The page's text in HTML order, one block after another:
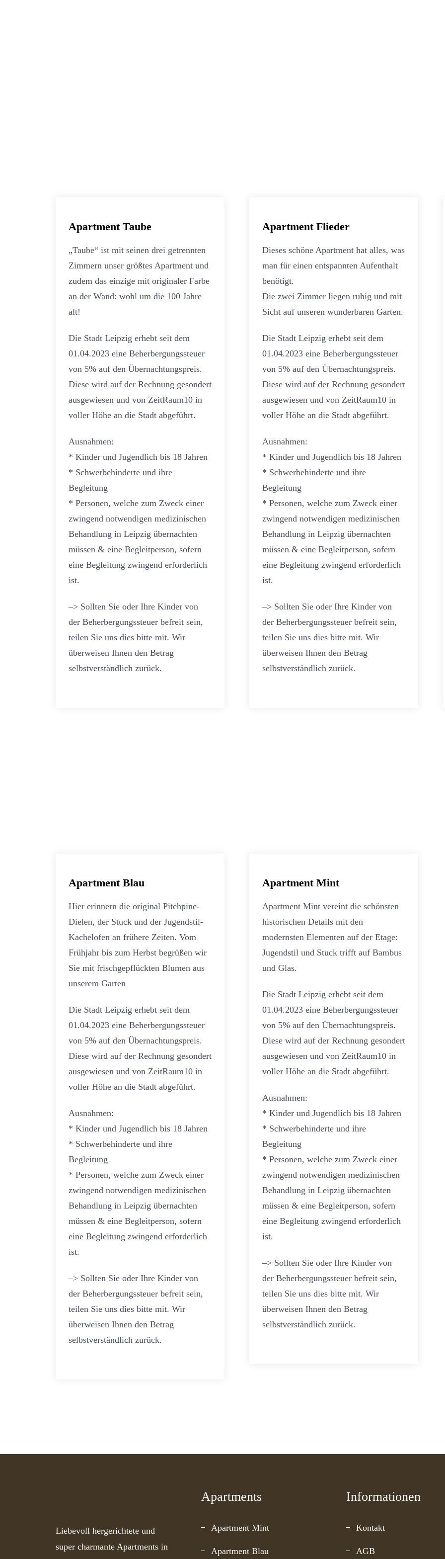
Apartment Taube
„Taube“ ist mit seinen drei getrennten
Zimmern unser größtes Apartment und
zudem das einzige mit originaler Farbe
an der Wand: wohl um die 100 Jahre
alt!
Die Stadt Leipzig erhebt seit dem
01.04.2023 eine Beherbergungssteuer
von 5% auf den Übernachtungspreis.
Diese wird auf der Rechnung gesondert
ausgewiesen und von ZeitRaum10 in
voller Höhe an die Stadt abgeführt.
Ausnahmen:
* Kinder und Jugendlich bis 18 Jahren
* Schwerbehinderte und ihre
Begleitung
* Personen, welche zum Zweck einer
zwingend notwendigen medizinischen
Behandlung in Leipzig übernachten
müssen & eine Begleitperson, sofern
eine Begleitung zwingend erforderlich
ist.
–> Sollten Sie oder Ihre Kinder von
der Beherbergungssteuer befreit sein,
teilen Sie uns dies bitte mit. Wir
überweisen Ihnen den Betrag
selbstverständlich zurück.
Apartment Flieder
Dieses schöne Apartment hat alles, was
man für einen entspannten Aufenthalt
benötigt.
Die zwei Zimmer liegen ruhig und mit
Sicht auf unseren wunderbaren Garten.
Die Stadt Leipzig erhebt seit dem
01.04.2023 eine Beherbergungssteuer
von 5% auf den Übernachtungspreis.
Diese wird auf der Rechnung gesondert
ausgewiesen und von ZeitRaum10 in
voller Höhe an die Stadt abgeführt.
Ausnahmen:
* Kinder und Jugendlich bis 18 Jahren
* Schwerbehinderte und ihre
Begleitung
* Personen, welche zum Zweck einer
zwingend notwendigen medizinischen
Behandlung in Leipzig übernachten
müssen & eine Begleitperson, sofern
eine Begleitung zwingend erforderlich
ist.
–> Sollten Sie oder Ihre Kinder von
der Beherbergungssteuer befreit sein,
teilen Sie uns dies bitte mit. Wir
überweisen Ihnen den Betrag
selbstverständlich zurück.
Apartment Blau
Hier erinnern die original Pitchpine-
Dielen, der Stuck und der Jugendstil-
Kachelofen an frühere Zeiten. Vom
Frühjahr bis zum Herbst begrüßen wir
Sie mit frischgepflückten Blumen aus
unserem Garten
Die Stadt Leipzig erhebt seit dem
01.04.2023 eine Beherbergungssteuer
von 5% auf den Übernachtungspreis.
Diese wird auf der Rechnung gesondert
ausgewiesen und von ZeitRaum10 in
voller Höhe an die Stadt abgeführt.
Ausnahmen:
* Kinder und Jugendlich bis 18 Jahren
* Schwerbehinderte und ihre
Begleitung
* Personen, welche zum Zweck einer
zwingend notwendigen medizinischen
Behandlung in Leipzig übernachten
müssen & eine Begleitperson, sofern
eine Begleitung zwingend erforderlich
ist.
–> Sollten Sie oder Ihre Kinder von
der Beherbergungssteuer befreit sein,
teilen Sie uns dies bitte mit. Wir
überweisen Ihnen den Betrag
selbstverständlich zurück.
Apartment Mint
Apartment Mint vereint die schönsten
historischen Details mit den
modernsten Elementen auf der Etage:
Jugendstil und Stuck trifft auf Bambus
und Glas.
Die Stadt Leipzig erhebt seit dem
01.04.2023 eine Beherbergungssteuer
von 5% auf den Übernachtungspreis.
Diese wird auf der Rechnung gesondert
ausgewiesen und von ZeitRaum10 in
voller Höhe an die Stadt abgeführt.
Ausnahmen:
* Kinder und Jugendlich bis 18 Jahren
* Schwerbehinderte und ihre
Begleitung
* Personen, welche zum Zweck einer
zwingend notwendigen medizinischen
Behandlung in Leipzig übernachten
müssen & eine Begleitperson, sofern
eine Begleitung zwingend erforderlich
ist.
–> Sollten Sie oder Ihre Kinder von
der Beherbergungssteuer befreit sein,
teilen Sie uns dies bitte mit. Wir
überweisen Ihnen den Betrag
selbstverständlich zurück.
Liebevoll hergerichtete und
super charmante Apartments in
Apartments
Apartment Mint
Apartment Blau
Informationen
Kontakt
AGB